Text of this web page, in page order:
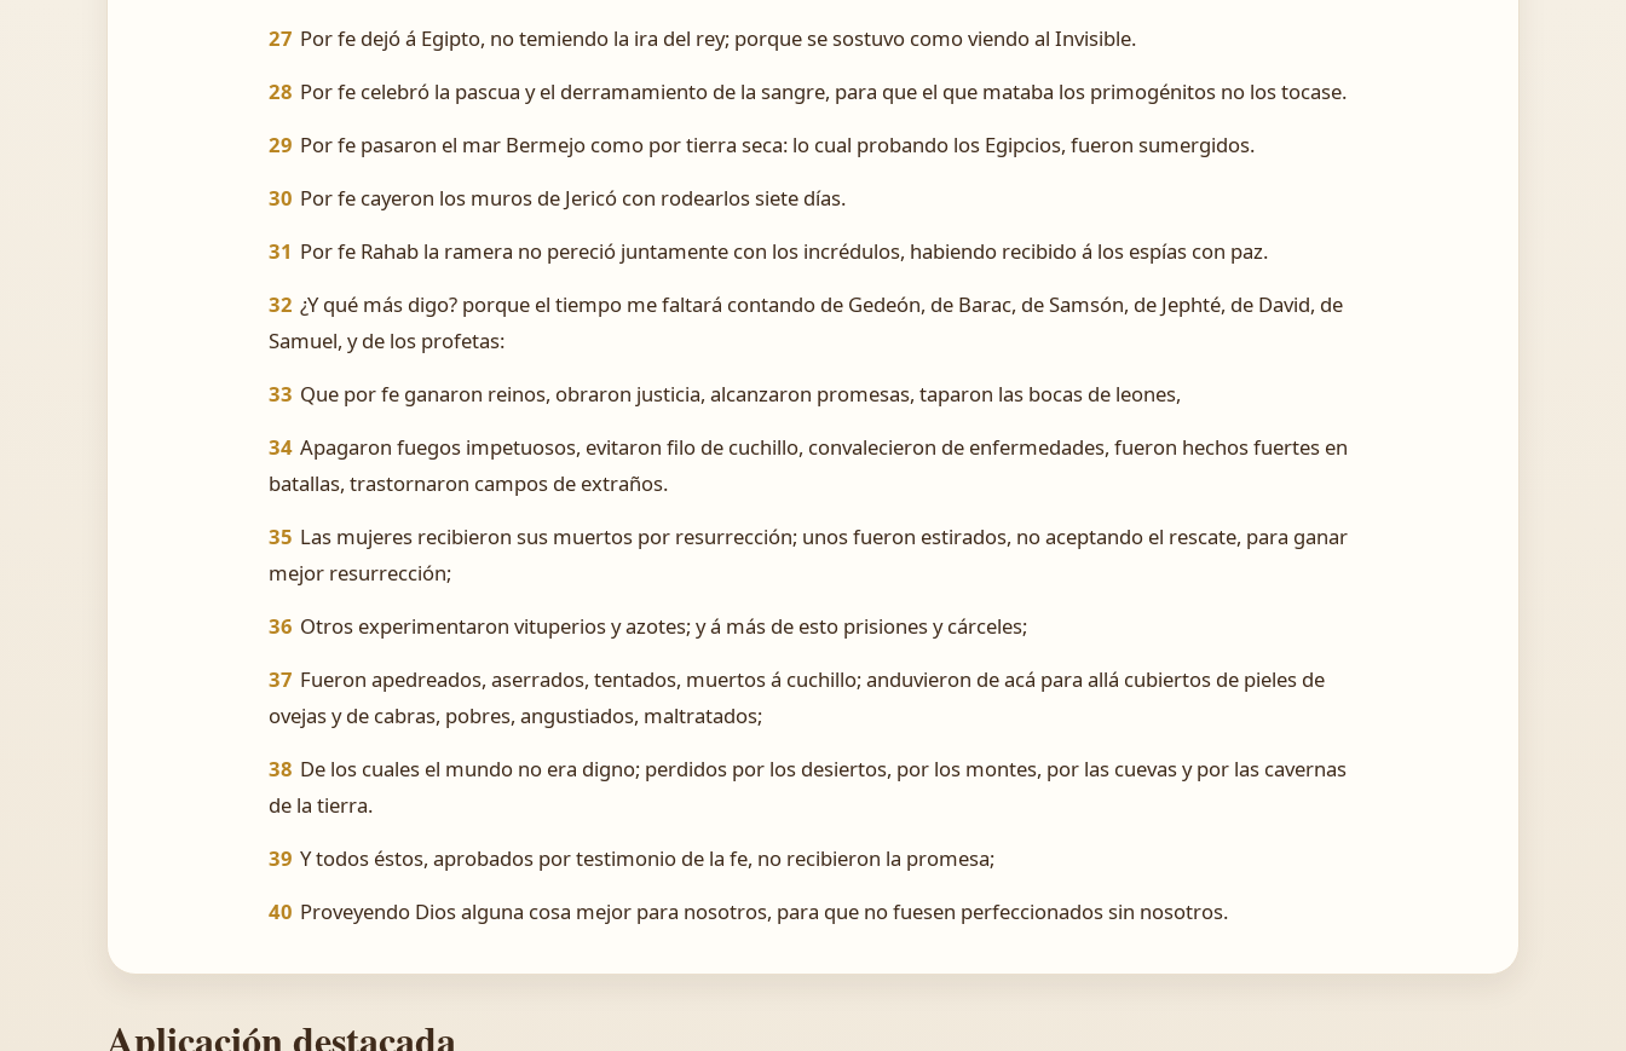
27 Por fe dejó á Egipto, no temiendo la ira del rey; porque se sostuvo como viendo al Invisible.
28 Por fe celebró la pascua y el derramamiento de la sangre, para que el que mataba los primogénitos no los tocase.
29 Por fe pasaron el mar Bermejo como por tierra seca: lo cual probando los Egipcios, fueron sumergidos.
30 Por fe cayeron los muros de Jericó con rodearlos siete días.
31 Por fe Rahab la ramera no pereció juntamente con los incrédulos, habiendo recibido á los espías con paz.
32 ¿Y qué más digo? porque el tiempo me faltará contando de Gedeón, de Barac, de Samsón, de Jephté, de David, de
Samuel, y de los profetas:
33 Que por fe ganaron reinos, obraron justicia, alcanzaron promesas, taparon las bocas de leones,
34 Apagaron fuegos impetuosos, evitaron filo de cuchillo, convalecieron de enfermedades, fueron hechos fuertes en
batallas, trastornaron campos de extraños.
35 Las mujeres recibieron sus muertos por resurrección; unos fueron estirados, no aceptando el rescate, para ganar
mejor resurrección;
36 Otros experimentaron vituperios y azotes; y á más de esto prisiones y cárceles;
37 Fueron apedreados, aserrados, tentados, muertos á cuchillo; anduvieron de acá para allá cubiertos de pieles de
ovejas y de cabras, pobres, angustiados, maltratados;
38 De los cuales el mundo no era digno; perdidos por los desiertos, por los montes, por las cuevas y por las cavernas
de la tierra.
39 Y todos éstos, aprobados por testimonio de la fe, no recibieron la promesa;
40 Proveyendo Dios alguna cosa mejor para nosotros, para que no fuesen perfeccionados sin nosotros.
Aplicación destacada